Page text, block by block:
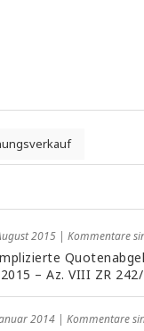
2015 | Kommentare
– Az. VIII ZR
2014 | Kommentare